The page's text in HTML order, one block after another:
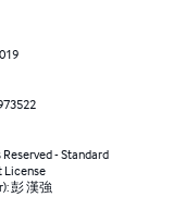
- Standard
License
彭 漢強